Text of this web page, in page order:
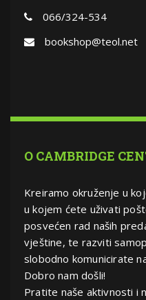
066/324-534
bookshop@teol.net
O CAMBRIDGE
Kreiramo okruženje u
u kojem ćete uživati
posvećen rad naših
vještine, te razviti
slobodno komunicirate
Dobro nam došli!
Pratite naše aktivnosti i